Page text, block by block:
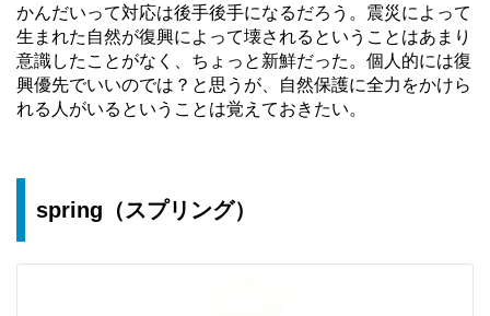
かんだいって対応は後手後手になるだろう。震災によって
生まれた自然が復興によって壊されるということはあまり
意識したことがなく、ちょっと新鮮だった。個人的には復
興優先でいいのでは？と思うが、自然保護に全力をかけら
れる人がいるということは覚えておきたい。
spring（スプリング）